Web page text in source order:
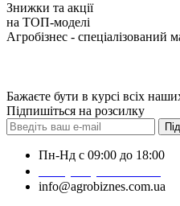
Знижки та акції
на ТОП-моделі
Агробізнес - спеціалізований
Бажаєте бути в курсі всіх
Підпишіться на розсилку
Пн-Нд с 09:00 до 18:00
info@agrobiznes.com.ua